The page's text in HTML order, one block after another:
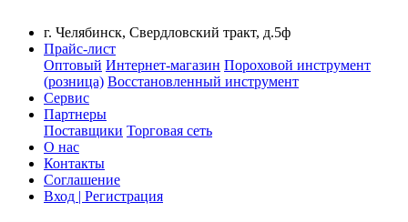
г. Челябинск, Свердловский тракт, д.5ф
Прайс-лист
Оптовый Интернет-магазин Пороховой инструмент
(розница) Восстановленный инструмент
Сервис
Партнеры
Поставщики Торговая сеть
О нас
Контакты
Соглашение
Вход | Регистрация